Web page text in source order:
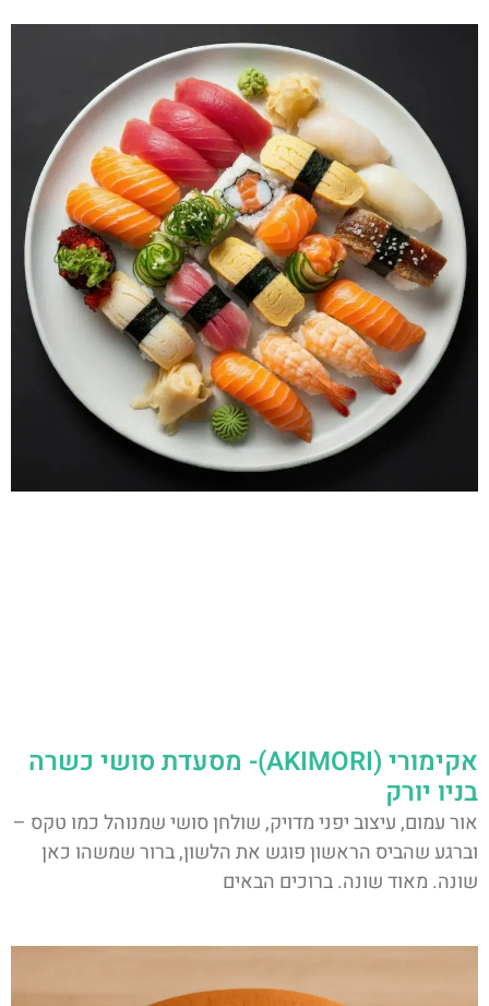
אקימורי (AKIMORI)- מסעדת סושי כשרה
בניו יורק
אור עמום, עיצוב יפני מדויק, שולחן סושי שמנוהל כמו טקס –
וברגע שהביס הראשון פוגש את הלשון, ברור שמשהו כאן
שונה. מאוד שונה. ברוכים הבאים